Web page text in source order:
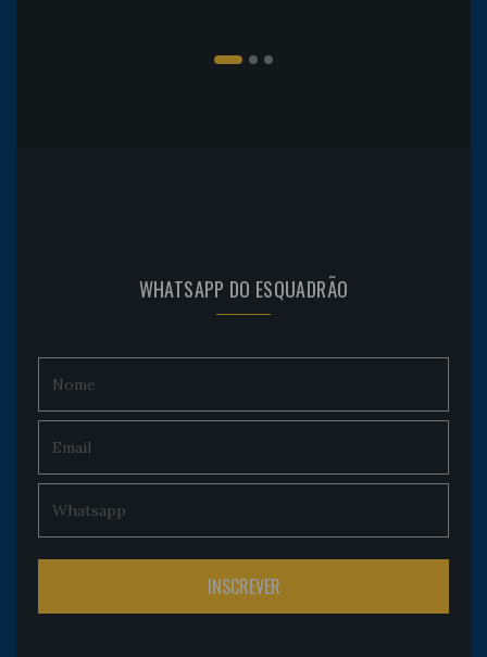
WHATSAPP DO ESQUADRÃO